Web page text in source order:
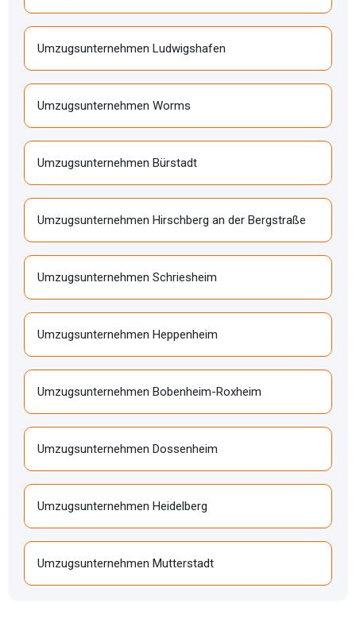
Umzugsunternehmen Ludwigshafen
Umzugsunternehmen Worms
Umzugsunternehmen Bürstadt
Umzugsunternehmen Hirschberg an der Bergstraße
Umzugsunternehmen Schriesheim
Umzugsunternehmen Heppenheim
Umzugsunternehmen Bobenheim-Roxheim
Umzugsunternehmen Dossenheim
Umzugsunternehmen Heidelberg
Umzugsunternehmen Mutterstadt